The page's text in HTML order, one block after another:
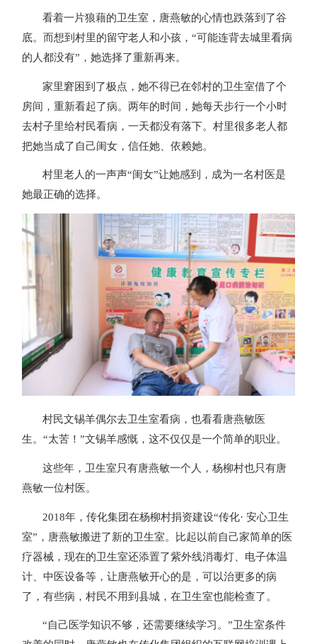
看着一片狼藉的卫生室，唐燕敏的心情也跌落到了谷
底。而想到村里的留守老人和小孩，“可能连背去城里看病
的人都没有”，她选择了重新再来。
家里窘困到了极点，她不得已在邻村的卫生室借了个
房间，重新看起了病。两年的时间，她每天步行一个小时
去村子里给村民看病，一天都没有落下。村里很多老人都
把她当成了自己闺女，信任她、依赖她。
村里老人的一声声“闺女”让她感到，成为一名村医是
她最正确的选择。
村民文锡羊偶尔去卫生室看病，也看看唐燕敏医
生。“太苦！”文锡羊感慨，这不仅仅是一个简单的职业。
这些年，卫生室只有唐燕敏一个人，杨柳村也只有唐
燕敏一位村医。
2018年，传化集团在杨柳村捐资建设“传化· 安心卫生
室”，唐燕敏搬进了新的卫生室。比起以前自己家简单的医
疗器械，现在的卫生室还添置了紫外线消毒灯、电子体温
计、中医设备等，让唐燕敏开心的是，可以治更多的病
了，有些病，村民不用到县城，在卫生室也能检查了。
“自己医学知识不够，还需要继续学习。”卫生室条件